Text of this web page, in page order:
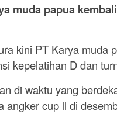
muda papua
kini PT Karya muda
kepelatihan D dan
di waktu yang
cup ll di